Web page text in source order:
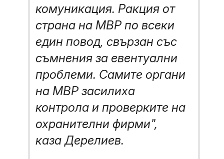
комуникация. Ракция от
страна на МВР по всеки
един повод, свързан със
съмнения за евентуални
проблеми. Самите органи
на МВР засилиха
контрола и проверките на
охранителни фирми",
каза Дерелиев.